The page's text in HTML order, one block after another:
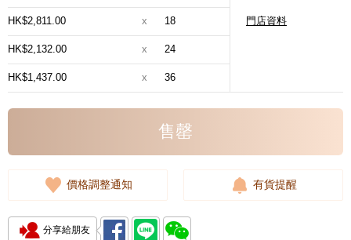
門店資料
HK$2,811.00 x 18
HK$2,132.00 x 24
HK$1,437.00 x 36
售罄
價格調整通知 有貨提醒
分享給朋友